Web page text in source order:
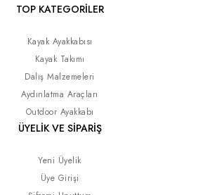
TOP KATEGORİLER
Kayak Ayakkabısı
Kayak Takımı
Dalış Malzemeleri
Aydınlatma Araçları
Outdoor Ayakkabı
ÜYELİK VE SİPARİŞ
Yeni Üyelik
Üye Girişi